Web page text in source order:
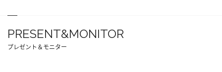
PRESENT&MONITOR
プレゼント＆モニター